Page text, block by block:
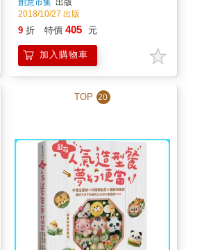
2018/10/27 出版
9 折 特價 405 元
加入購物車
TOP 20